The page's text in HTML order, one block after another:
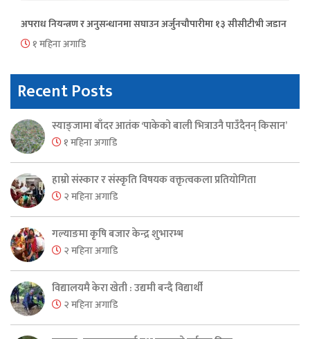
अपराध नियन्त्रण र अनुसन्धानमा सघाउन अर्जुनचौपारीमा १३ सीसीटीभी जडान
१ महिना अगाडि
Recent Posts
स्याङ्जामा बाँदर आतंक ‘पाकेको बाली भित्राउनै पाउँदैनन् किसान’
१ महिना अगाडि
हाम्रो संस्कार र संस्कृति विषयक वक्तृत्वकला प्रतियोगिता
२ महिना अगाडि
गल्याङमा कृषि बजार केन्द्र शुभारम्भ
२ महिना अगाडि
विद्यालयमै केरा खेती : उद्यमी बन्दै विद्यार्थी
२ महिना अगाडि